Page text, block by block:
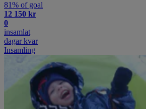
81% of goal
12 150 kr
0
insamlat
dagar kvar
Insamling